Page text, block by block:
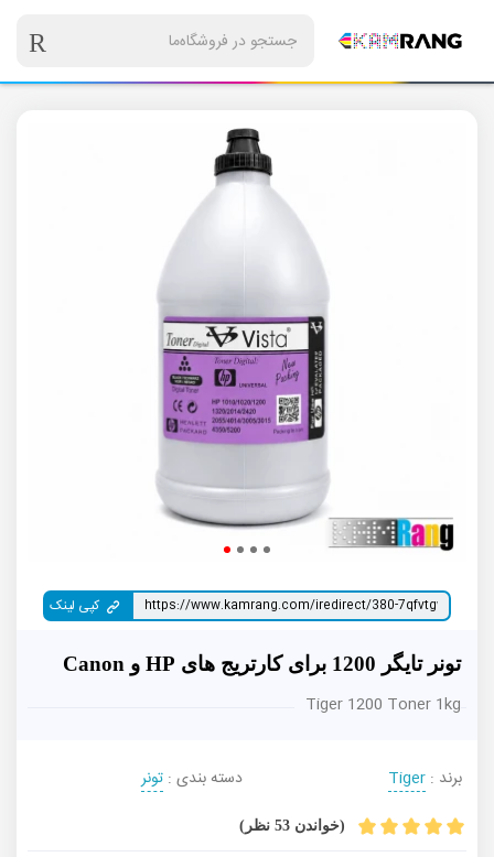
کپی لینک
تونر تایگر 1200 برای کارتریج های HP و Canon
Tiger 1200 Toner 1kg
برند : Tiger دسته بندی : تونر
(خواندن 53 نظر)